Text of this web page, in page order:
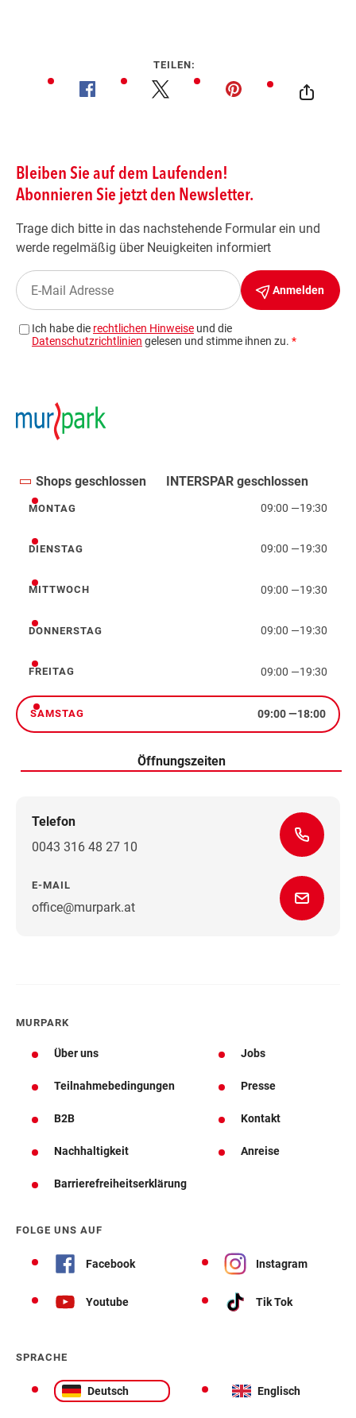
TEILEN:
Shops geschlossen INTERSPAR geschlossen
Montag
MONTAG 09:00 —19:30
Dienstag
DIENSTAG 09:00 —19:30
Mittwoch
MITTWOCH 09:00 —19:30
Donnerstag
DONNERSTAG 09:00 —19:30
Freitag
FREITAG 09:00 —19:30
Samstag
SAMSTAG 09:00—18:00
Öffnungszeiten
Telefon
0043 316 48 27 10
E-MAIL
office@murpark.at
MURPARK
Über uns Jobs
Teilnahmebedingungen Presse
B2B Kontakt
Nachhaltigkeit Anreise
Barrierefreiheitserklärung
FOLGE UNS AUF
Facebook Instagram
Youtube Tik Tok
SPRACHE
Deutsch Englisch